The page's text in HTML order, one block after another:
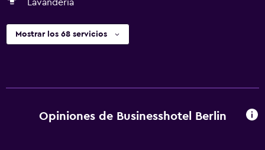
Lavandería
Mostrar los 68 servicios
Opiniones de Businesshotel Berlin